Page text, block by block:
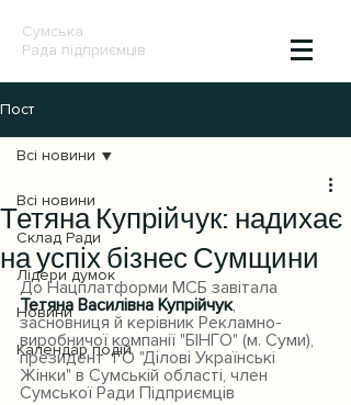
Сумська
Рада підприємців
Пост
Всі новини
Склад Ради
Лідери думок
Новини
Календар подій
Всі новини
Тетяна Купрійчук: надихає
на успіх бізнес Сумщини
До Нацплатформи МСБ завітала
Тетяна Василівна Купрійчук,
засновниця й керівник Рекламно-
виробничої компанії "БІНГО" (м. Суми),
президент  ГО "Ділові Українські
Жінки" в Сумській області, член
Сумської Ради Підприємців